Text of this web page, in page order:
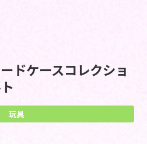
ドケースコレクショ
玩具